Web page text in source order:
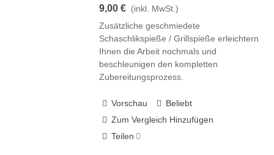
9,00 € (inkl. MwSt.)
Zusätzliche geschmiedete
Schaschlikspieße / Grillspieße erleichtern
Ihnen die Arbeit nochmals und
beschleunigen den kompletten
Zubereitungsprozess.
Vorschau
Beliebt
Zum Vergleich Hinzufügen
Teilen